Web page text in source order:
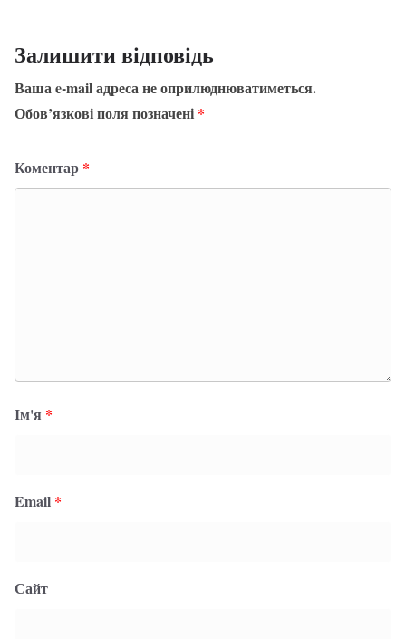
Залишити відповідь
Ваша e-mail адреса не оприлюднюватиметься.
Обов’язкові поля позначені *
Коментар *
Ім'я *
Email *
Сайт